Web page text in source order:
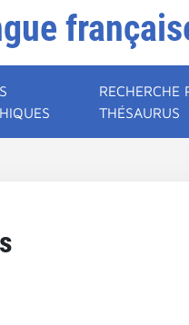
RECHERCHE
THÉSAURUS